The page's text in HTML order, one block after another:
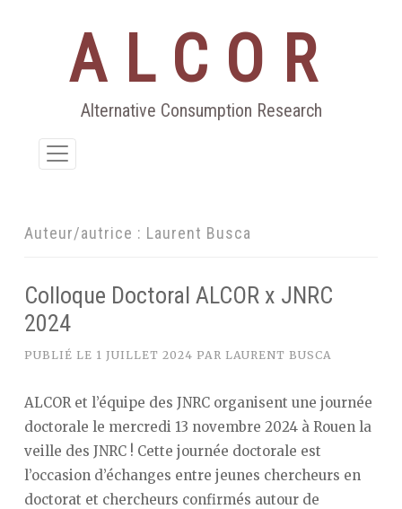
contenuALCOR
Alternative Consumption Research
Auteur/autrice : Laurent Busca
Colloque Doctoral ALCOR x JNRC
2024
PUBLIÉ LE 1 JUILLET 2024 PAR LAURENT BUSCA
ALCOR et l’équipe des JNRC organisent une journée
doctorale le mercredi 13 novembre 2024 à Rouen la
veille des JNRC ! Cette journée doctorale est
l’occasion d’échanges entre jeunes chercheurs en
doctorat et chercheurs confirmés autour de